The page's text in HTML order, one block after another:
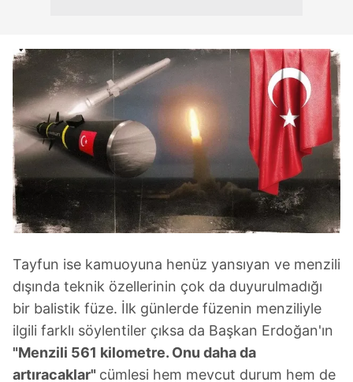
Tayfun ise kamuoyuna henüz yansıyan ve menzili
dışında teknik özellerinin çok da duyurulmadığı
bir balistik füze. İlk günlerde füzenin menziliyle
ilgili farklı söylentiler çıksa da Başkan Erdoğan'ın
"Menzili 561 kilometre. Onu daha da
artıracaklar" cümlesi hem mevcut durum hem de